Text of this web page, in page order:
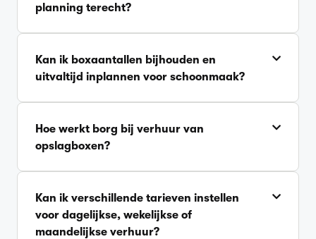
planning terecht?
Kan ik boxaantallen bijhouden en
uitvaltijd inplannen voor schoonmaak?
Hoe werkt borg bij verhuur van
opslagboxen?
Kan ik verschillende tarieven instellen
voor dagelijkse, wekelijkse of
maandelijkse verhuur?